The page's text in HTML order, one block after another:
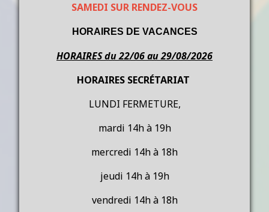
SAMEDI SUR RENDEZ-VOUS
HORAIRES DE VACANCES
HORAIRES du 22/06 au 29/08/2026
HORAIRES SECRÉTARIAT
LUNDI FERMETURE,
mardi 14h à 19h
mercredi 14h à 18h
jeudi 14h à 19h
vendredi 14h à 18h